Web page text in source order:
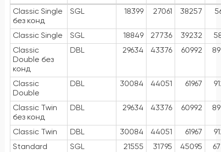
Classic Single
без конд
SGL 18399 27061 38257
Classic Single SGL 18849 27736 39232
Classic
Double без
конд
DBL 29634 43376 60992
Classic
Double
DBL 30084 44051 61967
Classic Twin
без конд
DBL 29634 43376 60992
Classic Twin DBL 30084 44051 61967
Standard
SGL 21555 31795 45095